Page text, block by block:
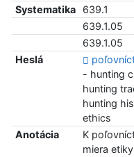
Systematika
639.1
639.1.05
639.1.05
Heslá
- hunting
hunting
hunting
ethics
Anotácia
K
miera